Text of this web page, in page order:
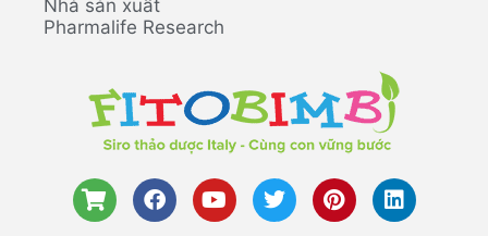
Nhà sản xuất
Pharmalife Research